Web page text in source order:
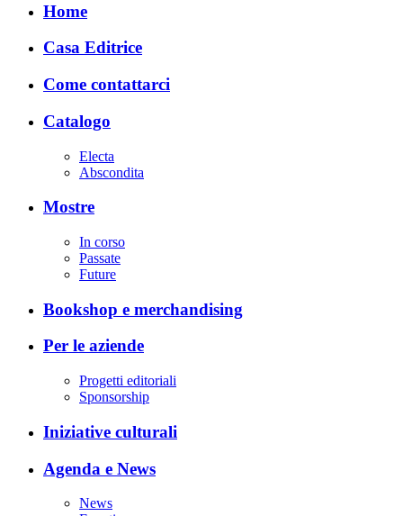
Home
Casa Editrice
Come contattarci
Catalogo
Electa
Abscondita
Mostre
In corso
Passate
Future
Bookshop e merchandising
Per le aziende
Progetti editoriali
Sponsorship
Iniziative culturali
Agenda e News
News